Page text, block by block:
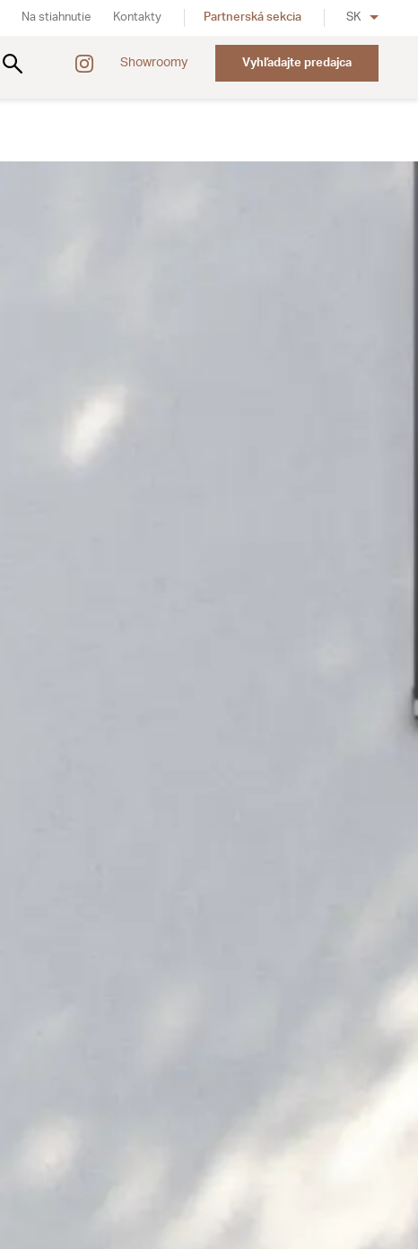
Showroomy Vyhľadajte predajca
Na stiahnutie Kontakty Partnerská sekcia SK